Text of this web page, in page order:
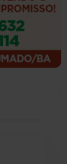
(32)
(256)